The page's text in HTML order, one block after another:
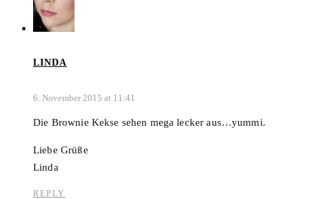
LINDA
6. November 2015 at 11:41
Die Brownie Kekse sehen mega lecker aus…yummi.
Liebe Grüße
Linda
REPLY